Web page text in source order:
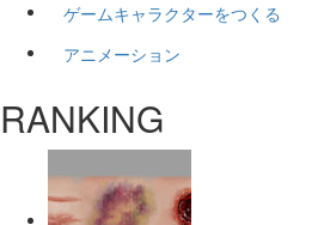
ゲームキャラクターをつくる
アニメーション
RANKING